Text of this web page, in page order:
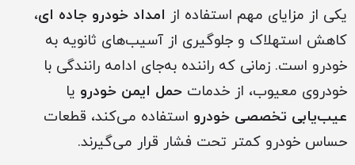
یکی از مزایای مهم استفاده از امداد خودرو جاده ای،
کاهش استهلاک و جلوگیری از آسیب‌های ثانویه به
خودرو است. زمانی که راننده به‌جای ادامه رانندگی با
خودروی معیوب، از خدمات حمل ایمن خودرو یا
عیب‌یابی تخصصی خودرو استفاده می‌کند، قطعات
حساس خودرو کمتر تحت فشار قرار می‌گیرند.